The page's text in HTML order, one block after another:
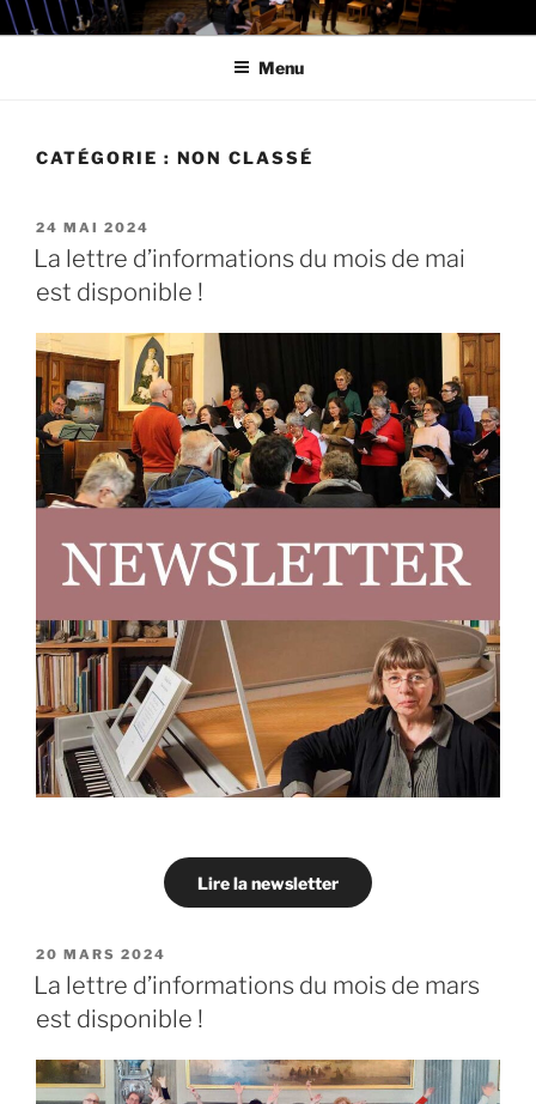
Aller
au
LES MESLANGES
Menu
CATÉGORIE : NON CLASSÉ
PUBLIÉ
LE
24 MAI 2024
La lettre d’informations du mois de mai
est disponible !
Lire la newsletter
PUBLIÉ
LE
20 MARS 2024
La lettre d’informations du mois de mars
est disponible !